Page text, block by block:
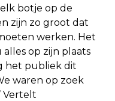
botje op de
zijn zo groot dat
werken. Het
op zijn plaats
het publiek dit
waren op zoek
Vertelt